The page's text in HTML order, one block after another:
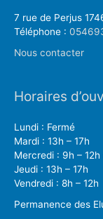
7 rue de Perjus
Téléphone :
Nous contacter
Horaires
Lundi : Fermé
Mardi : 13h – 17h
Mercredi : 9h – 12h
Jeudi : 13h – 17h
Vendredi : 8h – 12h
Permanence des